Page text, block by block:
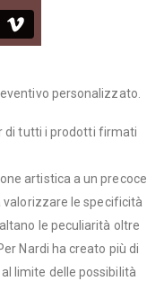
personalizzato.
di tutti i prodotti firmati
artistica a un precoce
valorizzare le specificità
le peculiarità oltre
Nardi ha creato più di
limite delle possibilità